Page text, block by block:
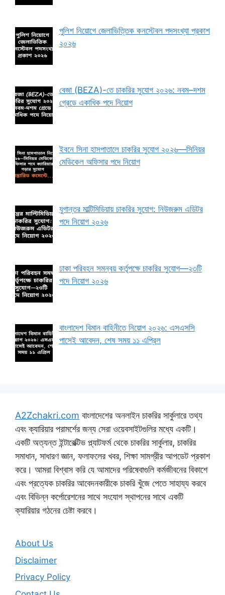
পুলিশ নিয়োগে জেলাভিত্তিক কনস্টেবল পদসংখ্যা প্রকাশ
২০২৬
বেজা (BEZA)-তে চাকরির সুযোগ ২০২৬: নবম–দশম
গ্রেডে একাধিক পদে নিয়োগ
ইবনে সিনা হাসপাতালে চাকরির সুযোগ ২০২৬—সিনিয়র
মেডিকেল অফিসার পদে নিয়োগ
যুগান্তর মাল্টিমিডিয়ায় চাকরির সুযোগ: নিউজরুম এডিটর
পদে নিয়োগ ২০২৬
ঢাকা পরিবহন সমন্বয় কর্তৃপক্ষে চাকরির সুযোগ—২৩টি
পদে নিয়োগ ২০২৬
বাংলাদেশ বিমান বাহিনীতে নিয়োগ ২০২৬: এসএসসি
পাসেই আবেদন, শেষ সময় ১১ এপ্রিল
A2Zchakri.com বাংলাদেশের অনলাইন চাকরির সার্কুলারে তথ্য
এবং ক্যারিয়ার পরামর্শের জন্য সেরা ওয়েবসাইটগুলির মধ্যে একটি।
একটি অত্যন্ত ইন্টারেক্টিভ প্ল্যাটফর্ম থেকে চাকরির সার্কুলার, চাকরির
সমাধান, সাধারণ জ্ঞান, ফলাফলের খবর, শিক্ষা সামগ্রীর আপডেট প্রকাশ
করে। আমরা বিশ্বাস করি যে আমাদের পরিষেবাগুলি কর্মজীবনের বিকাশে
এবং প্রত্যেক চাকরির আবেদনকারীকে চাকরি খুঁজে পেতে সাহায্য করবে
এবং বিভিন্ন কর্পোরেশনের সাথে সংযোগ স্থাপনের সাথে একটি
ক্যারিয়ার গঠনের চেষ্টা করবে।
About Us
Disclaimer
Privacy Policy